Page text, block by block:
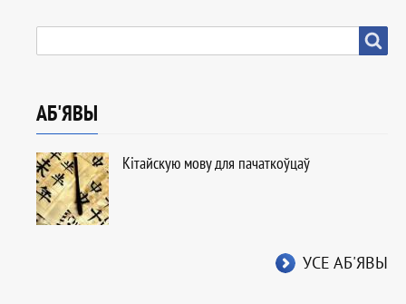
АБ'ЯВЫ
Кітайскую мову для пачаткоўцаў
УСЕ АБ'ЯВЫ